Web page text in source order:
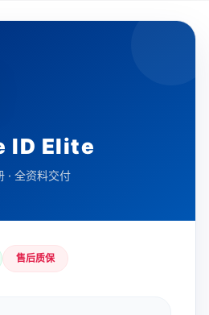
ID Elite
· 全资料交付
售后质保